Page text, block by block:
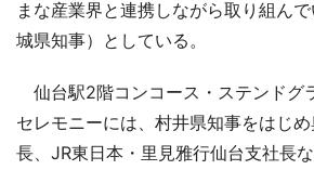
まな産業界と連携しながら取り組ん
城県知事）としている。
仙台駅2階コンコース・ステンドグ
セレモニーには、村井県知事をはじ
長、JR東日本・里見雅行仙台支社長